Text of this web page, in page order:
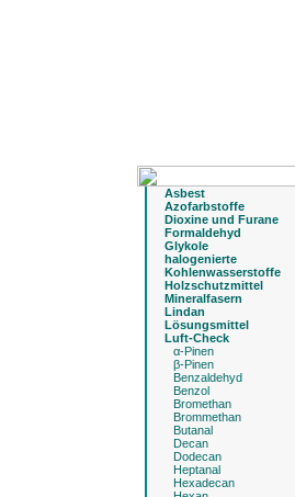
Asbest
Azofarbstoffe
Dioxine und Furane
Formaldehyd
Glykole
halogenierte
Kohlenwasserstoffe
Holzschutzmittel
Mineralfasern
Lindan
Lösungsmittel
Luft-Check
α-Pinen
β-Pinen
Benzaldehyd
Benzol
Bromethan
Brommethan
Butanal
Decan
Dodecan
Heptanal
Hexadecan